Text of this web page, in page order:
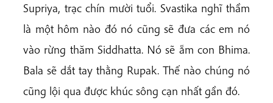
Supriya, trạc chín mười tuổi. Svastika nghĩ thầm
là một hôm nào đó nó cũng sẽ đưa các em nó
vào rừng thăm Siddhatta. Nó sẽ ẵm con Bhima.
Bala sẽ dắt tay thằng Rupak. Thế nào chúng nó
cũng lội qua được khúc sông cạn nhất gần đó.